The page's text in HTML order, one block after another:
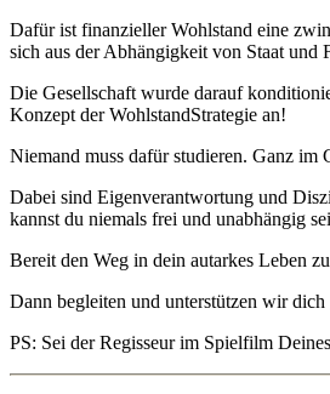
Dafür ist finanzieller Wohlstand eine
sich aus der Abhängigkeit von Staat und
Die Gesellschaft wurde darauf
Konzept der WohlstandStrategie an!
Niemand muss dafür studieren. Ganz im
Dabei sind Eigenverantwortung und
kannst du niemals frei und unabhängig
Bereit den Weg in dein autarkes Leben
Dann begleiten und unterstützen wir
PS: Sei der Regisseur im Spielfilm